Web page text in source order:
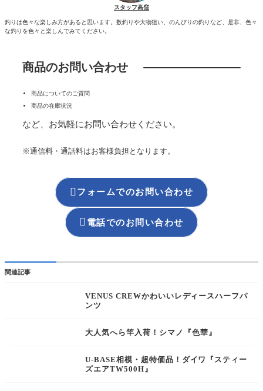
スタッフ高窪
釣りは色々な楽しみ方があると思います。数釣りや大物狙い、のんびりの釣りなど、是非、色々
な釣りを色々と楽しんでみてください。
商品のお問い合わせ
商品についてのご質問
商品の在庫状況
など、お気軽にお問い合わせください。
※通信料・通話料はお客様負担となります。
フォームでのお問い合わせ
 電話でのお問い合わせ
関連記事
VENUS CREWかわいいレディースハーフパ
ンツ
大人気へら竿入荷！シマノ『色華』
U-BASE相模・超特価品！ダイワ『スティー
ズエアTW500H』